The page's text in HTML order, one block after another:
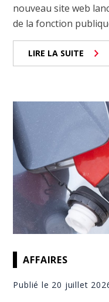
nouveau site web
de la fonction
LIRE LA SUITE
AFFAIRES
Publié le 20 juillet